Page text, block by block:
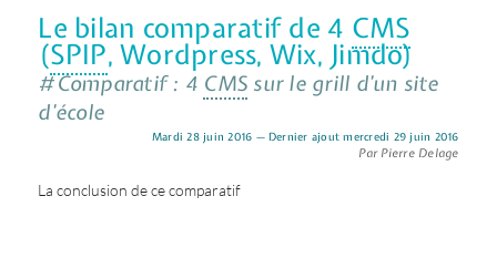
Le bilan comparatif de 4 CMS
(SPIP, Wordpress, Wix, Jimdo)
#Comparatif : 4 CMS sur le grill d’un site
d’école
Mardi 28 juin 2016 — Dernier ajout mercredi 29 juin 2016
Par Pierre Delage
La conclusion de ce comparatif